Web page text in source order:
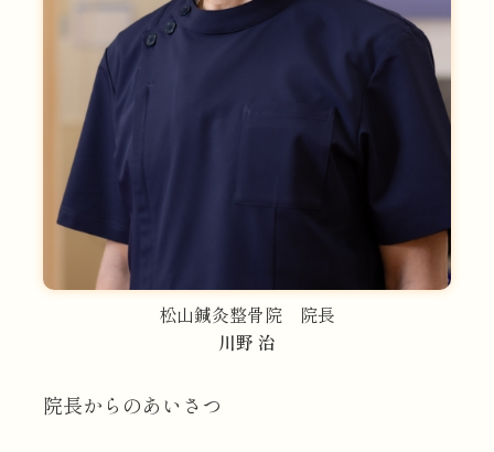
松山鍼灸整骨院 院長
川野 治
院長からのあいさつ